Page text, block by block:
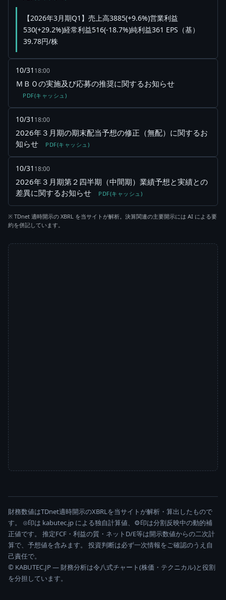
【2026年3月期Q1】売上高3885(+9.6%)営業利益
530(+29.2%)経常利益516(-18.7%)純利益361 EPS（基）
39.78円/株
10/31 18:00
ＭＢＯの実施及び応募の推奨に関するお知らせ
PDF(キャッシュ)
10/31 18:00
2026年３月期の期末配当予想の修正（無配）に関するお
知らせ
PDF(キャッシュ)
10/31 18:00
2026年３月期第２四半期（中間期）業績予想と実績との
差異に関するお知らせ
PDF(キャッシュ)
※ TDnet 適時開示の XBRL を当サイトが解析。決算関連の主要開示には AI による要
約を併記しています。
財務数値はTDnet適時開示のXBRLを当サイトが解析・算出したもので
す。 ⊙印は kabutec.jp による独自計算値、⚙印は分割反映中の動的補
正値です。 推定FCF・利益の質・ネットD/E等は開示数値からの二次計
算で、予想値を含みます。 投資判断は必ず一次情報をご確認のうえ自
己責任で。
© KABUTEC.JP — 財務分析は令八式チャート(株価・テクニカル)と役割
を分担しています。